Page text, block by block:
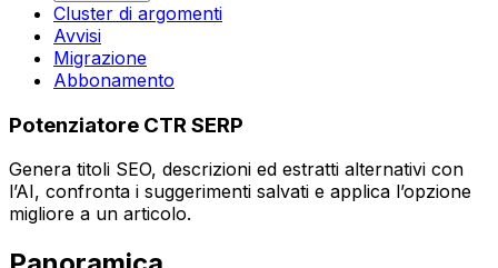
Cluster di argomenti
Avvisi
Migrazione
Abbonamento
Potenziatore CTR SERP
Genera titoli SEO, descrizioni ed estratti alternativi con
l’AI, confronta i suggerimenti salvati e applica l’opzione
migliore a un articolo.